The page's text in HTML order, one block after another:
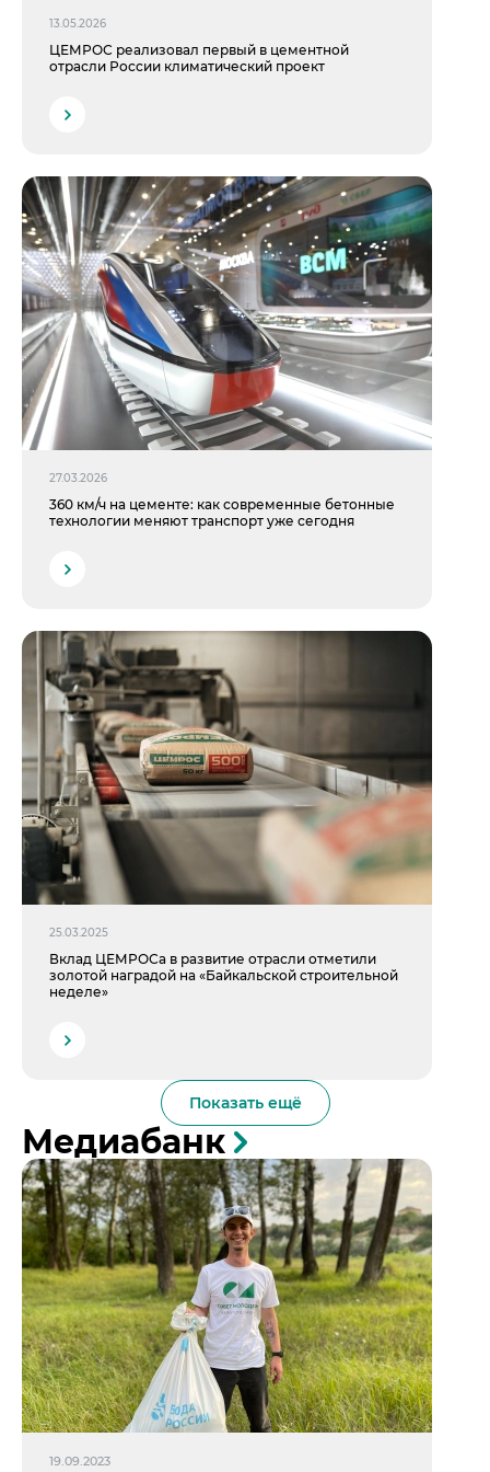
13.05.2026
ЦЕМРОС реализовал первый в цементной
отрасли России климатический проект
27.03.2026
360 км/ч на цементе: как современные бетонные
технологии меняют транспорт уже сегодня
25.03.2025
Вклад ЦЕМРОСа в развитие отрасли отметили
золотой наградой на «Байкальской строительной
неделе»
Показать ещё
Медиабанк
19.09.2023